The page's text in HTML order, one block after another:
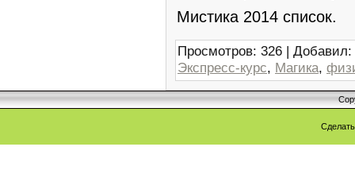
Мистика 2014 список.
Просмотров: 326 | Добавил:
Экспресс-курс, Магика,